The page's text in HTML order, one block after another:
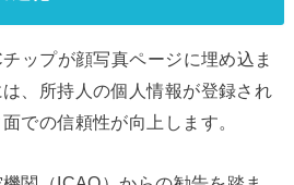
ップが顔写真ページに埋め込ま
、所持人の個人情報が登録され
での信頼性が向上します。